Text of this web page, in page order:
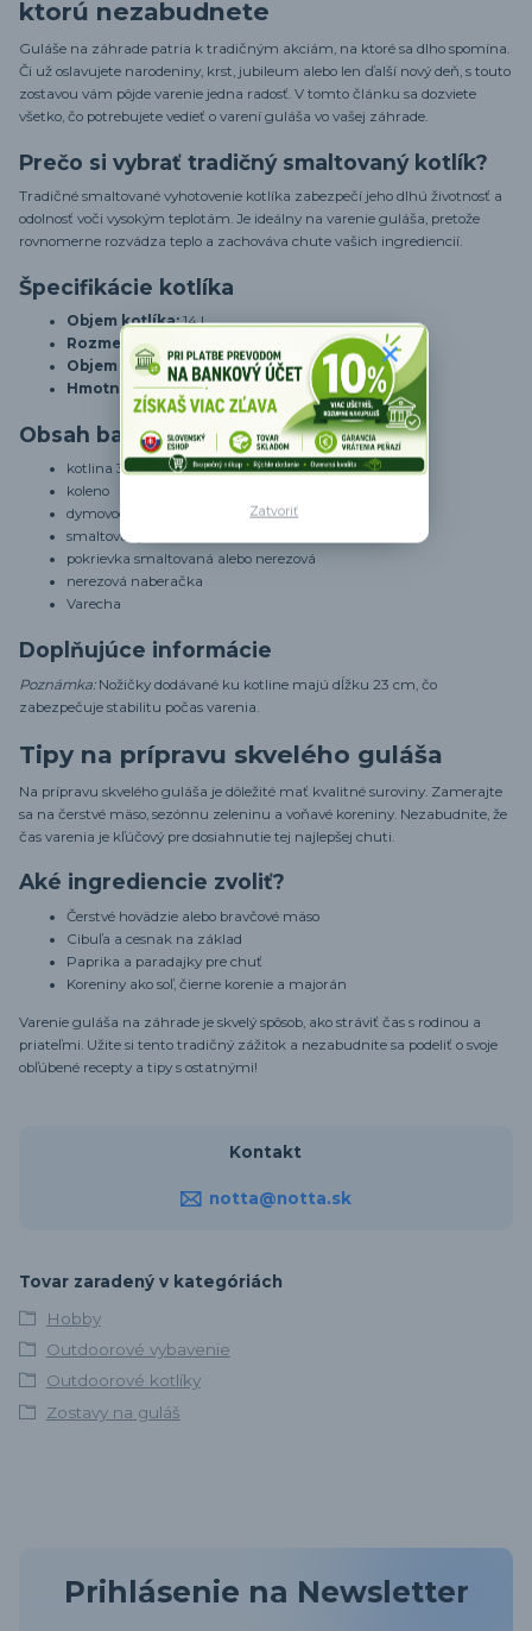
ktorú nezabudnete
Guláše na záhrade patria k tradičným akciám, na ktoré sa dlho spomína.
Či už oslavujete narodeniny, krst, jubileum alebo len ďalší nový deň, s touto
zostavou vám pôjde varenie jedna radosť. V tomto článku sa dozviete
všetko, čo potrebujete vedieť o varení guláša vo vašej záhrade.
Prečo si vybrať tradičný smaltovaný kotlík?
Tradičné smaltované vyhotovenie kotlíka zabezpečí jeho dlhú životnosť a
odolnosť voči vysokým teplotám. Je ideálny na varenie guláša, pretože
rovnomerne rozvádza teplo a zachováva chute vašich ingrediencií.
Špecifikácie kotlíka
Objem kotlíka:14 l
Rozmery kotliny
(priemer x výška): 36 x 42 cm
Objem a dĺžka naberačky: 250 ml, 39 cm
Hmotnosť:9,56 kg
Obsah balenia
kotlina 36 cm
koleno
dymovod
smaltovaný kotlík 14 l
pokrievka smaltovaná alebo nerezová
nerezová naberačka
Varecha
Doplňujúce informácie
Poznámka:Nožičky dodávané ku kotline majú dĺžku 23 cm, čo
zabezpečuje stabilitu počas varenia.
Tipy na prípravu skvelého guláša
Na prípravu skvelého guláša je dôležité mať kvalitné suroviny. Zamerajte
sa na čerstvé mäso, sezónnu zeleninu a voňavé koreniny. Nezabudnite, že
čas varenia je kľúčový pre dosiahnutie tej najlepšej chuti.
Aké ingrediencie zvoliť?
Čerstvé hovädzie alebo bravčové mäso
Cibuľa a cesnak na základ
Paprika a paradajky pre chuť
Koreniny ako soľ, čierne korenie a majorán
Varenie guláša na záhrade je skvelý spôsob, ako stráviť čas s rodinou a
priateľmi. Užite si tento tradičný zážitok a nezabudnite sa podeliť o svoje
obľúbené recepty a tipy s ostatnými!
Kontakt
notta@notta.sk
Tovar zaradený v kategóriách
Hobby
Outdoorové vybavenie
Outdoorové kotlíky
Zostavy na guláš
Prihlásenie na Newsletter
Zatvoriť